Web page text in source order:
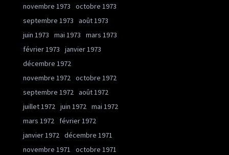
novembre 1973
octobre 1973
septembre 1973
août 1973
juin 1973
mai 1973
mars 1973
février 1973
janvier 1973
décembre 1972
novembre 1972 octobre 1972
septembre 1972 août 1972
juillet 1972 juin 1972 mai 1972
mars 1972
février 1972
janvier 1972 décembre 1971
novembre 1971
octobre 1971